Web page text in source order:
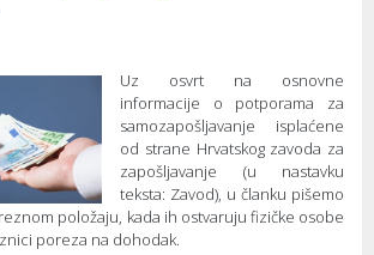
Uz osvrt na osnovne
informacije o potporama za
samozapošljavanje isplaćene
od strane Hrvatskog zavoda za
zapošljavanje (u nastavku
teksta: Zavod), u članku pišemo
položaju, kada ih ostvaruju fizičke osobe
poreza na dohodak.